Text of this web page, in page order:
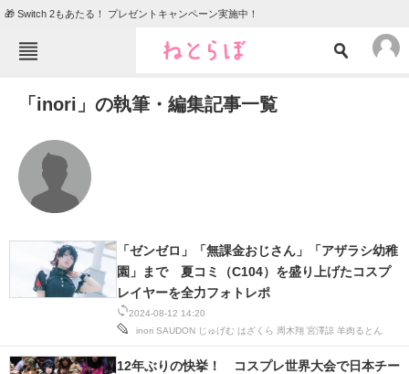
🎁 Switch 2もあたる！ プレゼントキャンペーン実施中！
TOP ニュース
エンタメ
グルメ
住まい
リサーチ
会員記事
注目記事を集めた総合ページ
「inori」の執筆・編集記事一覧
2024-08-12 14:20
inori SAUDON じゅげむ はざくら 周木翔 宮澤諒 羊肉るとん
「ゼンゼロ」「無課金おじさん」「アザラシ幼稚
園」まで 夏コミ（C104）を盛り上げたコスプ
レイヤーを全力フォトレポ
12年ぶりの快挙！ コスプレ世界大会で日本チー